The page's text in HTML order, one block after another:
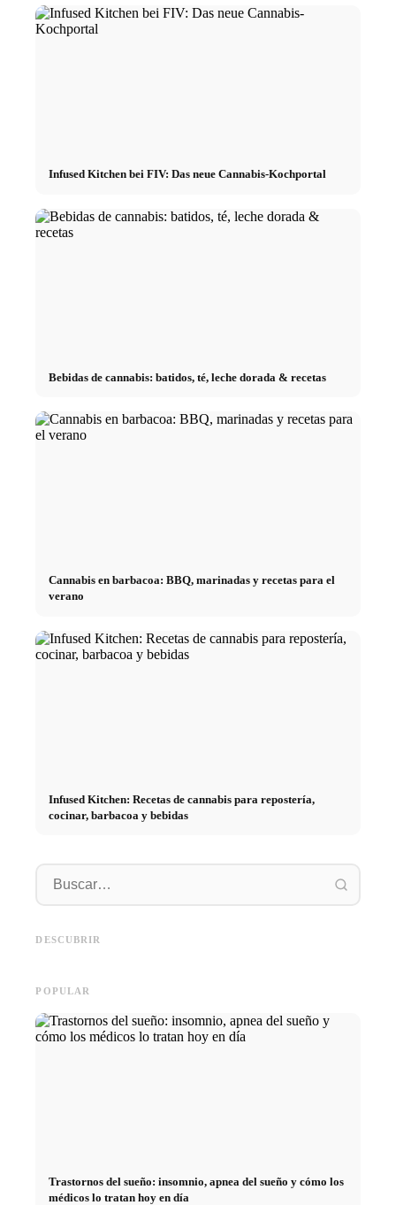
Infused Kitchen bei FIV: Das neue Cannabis-Kochportal
Bebidas de cannabis: batidos, té, leche dorada & recetas
Cannabis en barbacoa: BBQ, marinadas y recetas para el
verano
Infused Kitchen: Recetas de cannabis para repostería,
cocinar, barbacoa y bebidas
DESCUBRIR
Online Marketing
POPULAR
Trastornos del sueño: insomnio, apnea del sueño y cómo los
médicos lo tratan hoy en día